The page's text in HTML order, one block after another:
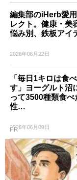
編集部のiHerb愛
レクト。健康・美
悩み別、鉄板アイ
2026年06月22日
「毎日1キロは食
す」ヨーグルト沼
って3500種類食べ
性…
2026年06月09日
PR